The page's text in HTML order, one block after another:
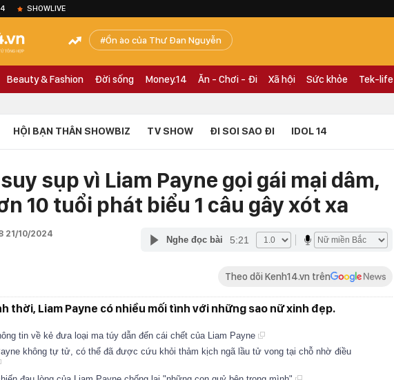
SHOWLIVE
Ồn ào của Thư Đan Nguyễn
Beauty & Fashion Đời sống Money.14 Ăn - Chơi - Đi Xã hội Sức khỏe Tek-life
HỘI BẠN THÂN SHOWBIZ TV SHOW ĐI SOI SAO ĐI IDOL 14
sụp vì Liam Payne gọi gái mại dâm,
10 tuổi phát biểu 1 câu gây xót xa
21/10/2024
Nghe đọc bài 5:21
Theo dõi Kenh14.vn trên
thời, Liam Payne có nhiều mối tình với những sao nữ xinh đẹp.
tin về kẻ đưa loại ma túy dẫn đến cái chết của Liam Payne
không tự tử, có thể đã được cứu khỏi thảm kịch ngã lầu tử vong tại chỗ nhờ điều